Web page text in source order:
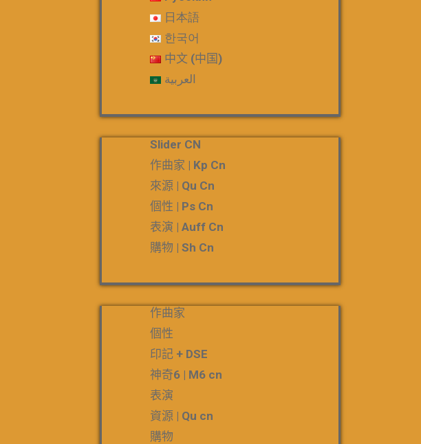
日本語
한국어
中文 (中国)
العربية
Slider CN
作曲家 | Kp Cn
來源 | Qu Cn
個性 | Ps Cn
表演 | Auff Cn
購物 | Sh Cn
作曲家
個性
印記 + DSE
神奇6 | M6 cn
表演
資源 | Qu cn
購物